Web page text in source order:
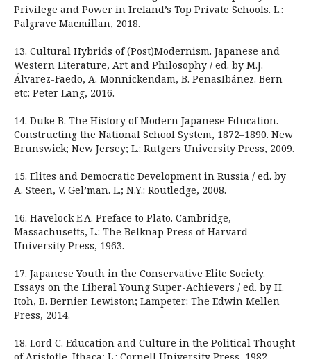
Privilege and Power in Ireland’s Top Private Schools. L.:
Palgrave Macmillan, 2018.
13. Cultural Hybrids of (Post)Modernism. Japanese and
Western Literature, Art and Philosophy / ed. by M.J.
Álvarez-Faedo, A. Monnickendam, B. PenasIbáñez. Bern
etc: Peter Lang, 2016.
14. Duke B. The History of Modern Japanese Education.
Constructing the National School System, 1872–1890. New
Brunswick; New Jersey; L.: Rutgers University Press, 2009.
15. Elites and Democratic Development in Russia / ed. by
A. Steen, V. Gel’man. L.; N.Y.: Routledge, 2008.
16. Havelock E.A. Preface to Plato. Cambridge,
Massachusetts, L.: The Belknap Press of Harvard
University Press, 1963.
17. Japanese Youth in the Conservative Elite Society.
Essays on the Liberal Young Super-Achievers / ed. by H.
Itoh, B. Bernier. Lewiston; Lampeter: The Edwin Mellen
Press, 2014.
18. Lord C. Education and Culture in the Political Thought